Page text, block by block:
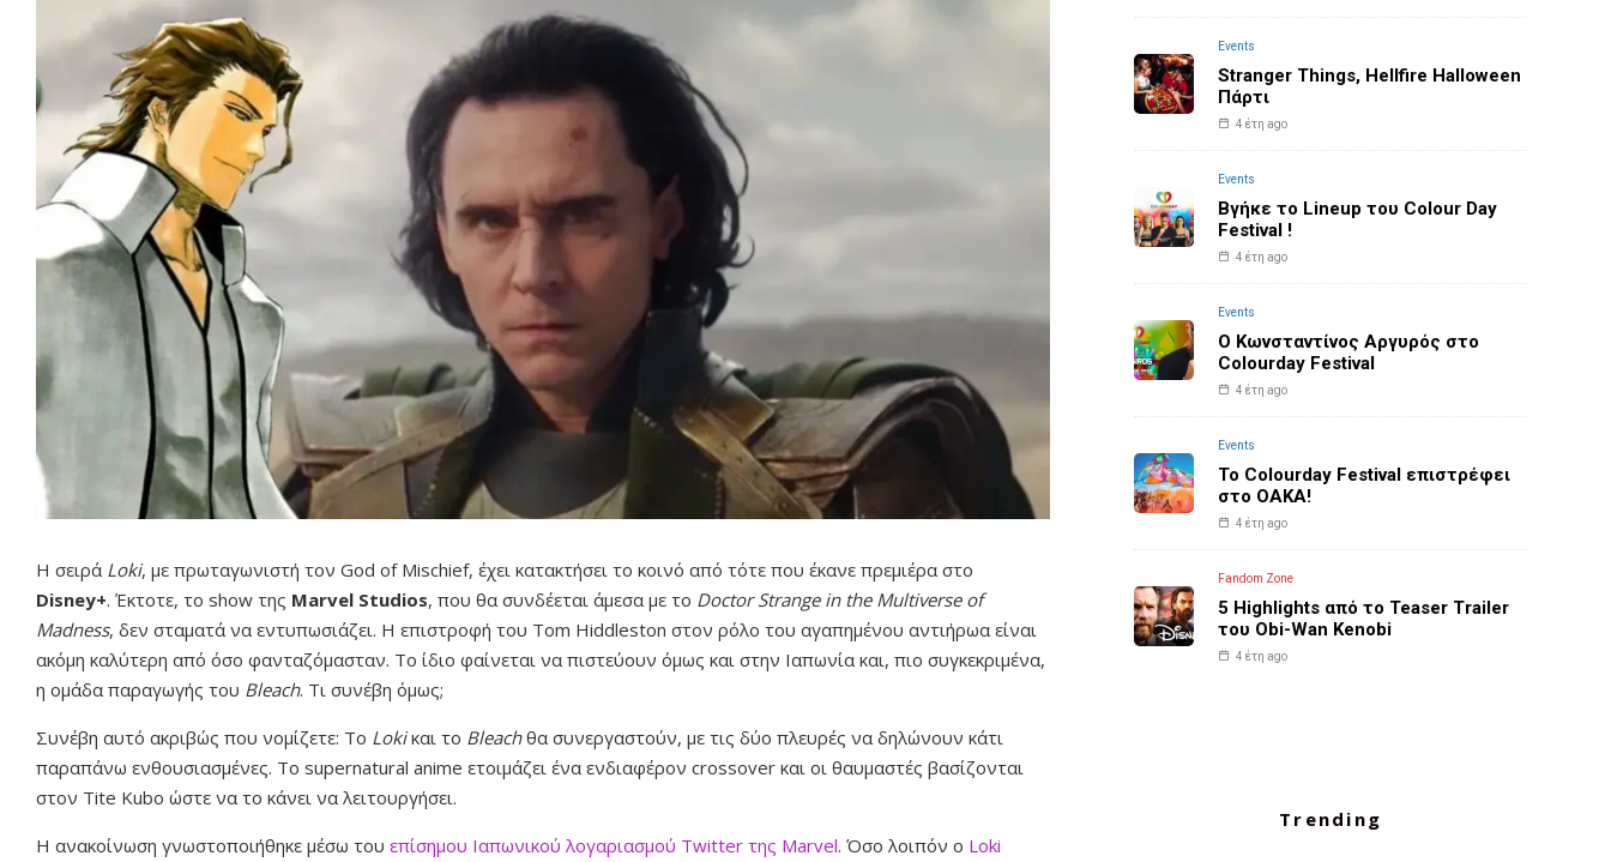
Η σειρά Loki, με πρωταγωνιστή τον God of Mischief, έχει κατακτήσει το κοινό από τότε που έκανε πρεμιέρα στο
Disney+. Έκτοτε, το show της Marvel Studios, που θα συνδέεται άμεσα με το Doctor Strange in the Multiverse of
Madness, δεν σταματά να εντυπωσιάζει. Η επιστροφή του Tom Hiddleston στον ρόλο του αγαπημένου αντιήρωα είναι
ακόμη καλύτερη από όσο φανταζόμασταν. Το ίδιο φαίνεται να πιστεύουν όμως και στην Ιαπωνία και, πιο συγκεκριμένα,
η ομάδα παραγωγής του Bleach. Τι συνέβη όμως;
Συνέβη αυτό ακριβώς που νομίζετε: Το Lokiκαι το Bleachθα συνεργαστούν, με τις δύο πλευρές να δηλώνουν κάτι
παραπάνω ενθουσιασμένες. Το supernatural anime ετοιμάζει ένα ενδιαφέρον crossover και οι θαυμαστές βασίζονται
στον Tite Kubo ώστε να το κάνει να λειτουργήσει.
Η ανακοίνωση γνωστοποιήθηκε μέσω του επίσημου Ιαπωνικού λογαριασμού Twitter της Marvel. Όσο λοιπόν ο Loki
Events
Stranger Things, Hellfire Halloween
Πάρτι
4 έτη ago
Events
Βγήκε το Lineup του Colour Day
Festival !
4 έτη ago
Events
O Κωνσταντίνος Αργυρός στο
Colourday Festival
4 έτη ago
Events
Το Colourday Festival επιστρέφει
στο ΟΑΚΑ!
4 έτη ago
Fandom Zone
5 Highlights από το Teaser Trailer
του Obi-Wan Kenobi
4 έτη ago
Trending